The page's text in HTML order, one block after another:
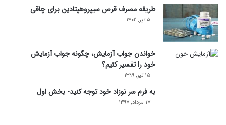
طریقه مصرف قرص سیپروهپتادین برای چاقی
۵ تیر, ۱۴۰۲
خواندن جواب آزمایش، چگونه جواب آزمایش
خود را تفسیر کنیم؟
۱۵ تیر, ۱۳۹۹
به فرم سر نوزاد خود توجه کنید- بخش اول
۱۷ مرداد, ۱۳۹۷